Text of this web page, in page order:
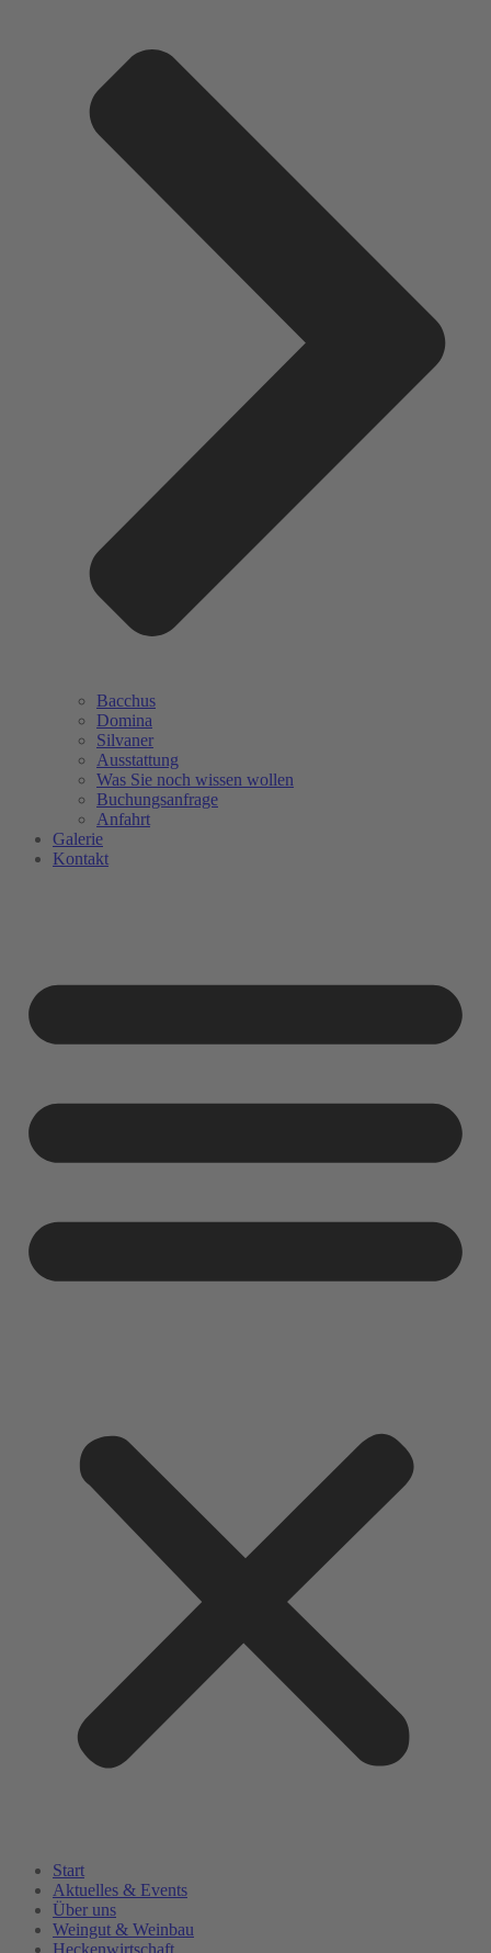
Bacchus
Domina
Silvaner
Ausstattung
Was Sie noch wissen wollen
Buchungsanfrage
Anfahrt
Galerie
Kontakt
Start
Aktuelles & Events
Über uns
Weingut & Weinbau